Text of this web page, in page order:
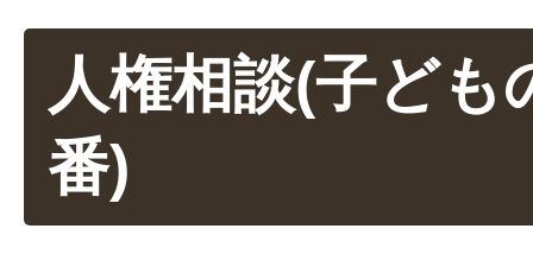
人権相談(子ども
番)